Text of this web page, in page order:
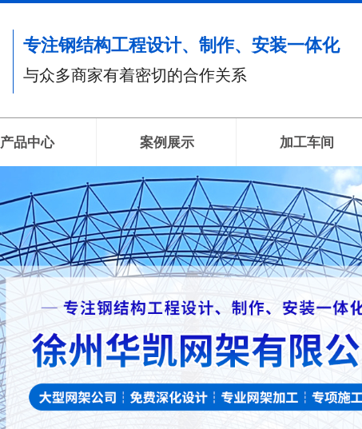
专注钢结构工程设计、制作、安装一体化
与众多商家有着密切的合作关系
产品中心 案例展示 加工车间